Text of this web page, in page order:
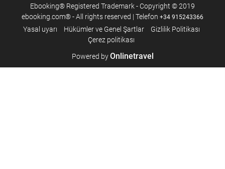
Ebooking® Registered Trademark - Copyright © 2019
ebooking.com® - All rights reserved | Telefon +34 915243366
Yasal uyarı Hükümler ve Genel Şartlar
Gizlilik Politikası
Çerez politikası
Powered byOnlinetravel